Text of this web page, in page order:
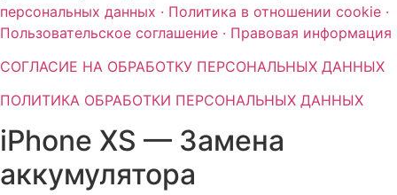
персональных данных · Политика в отношении cookie ·
Пользовательское соглашение · Правовая информация
СОГЛАСИЕ НА ОБРАБОТКУ ПЕРСОНАЛЬНЫХ ДАННЫХ
ПОЛИТИКА ОБРАБОТКИ ПЕРСОНАЛЬНЫХ ДАННЫХ
iPhone XS — Замена
аккумулятора